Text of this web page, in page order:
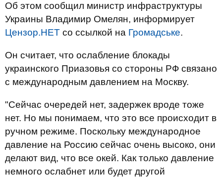
Об этом сообщил министр инфраструктуры
Украины Владимир Омелян, информирует
Цензор.НЕТ со ссылкой на Громадське.
Он считает, что ослабление блокады
украинского Приазовья со стороны РФ связано
с международным давлением на Москву.
"Сейчас очередей нет, задержек вроде тоже
нет. Но мы понимаем, что это все происходит в
ручном режиме. Поскольку международное
давление на Россию сейчас очень высоко, они
делают вид, что все окей. Как только давление
немного ослабнет или будет другой